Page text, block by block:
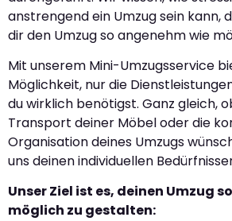
anstrengend ein Umzug sein kann,
dir den Umzug so angenehm wie
Mit unserem Mini-Umzugsservice
Möglichkeit, nur die
du wirklich benötigst. Ganz gleich,
Transport deiner Möbel oder die
Organisation deines Umzugs
uns deinen individuellen
Unser Ziel ist es, deinen Umzug
möglich zu gestalten: